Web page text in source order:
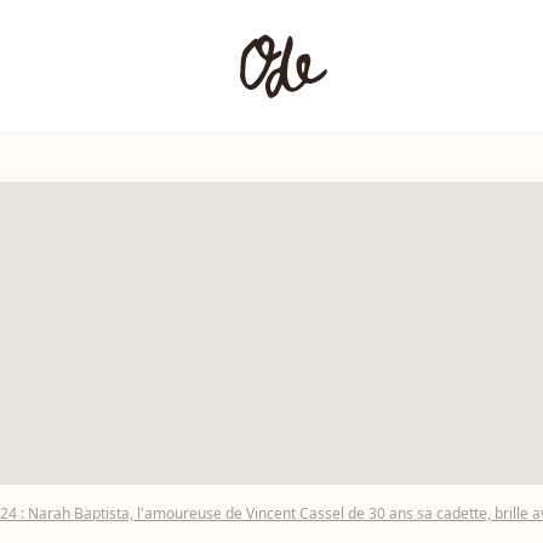
: Narah Baptista, l'amoureuse de Vincent Cassel de 30 ans sa cadette, brille avec sa